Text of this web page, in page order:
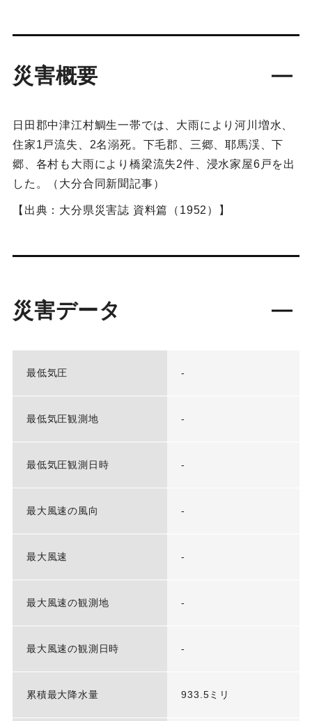
災害概要
日田郡中津江村鯛生一帯では、大雨により河川増水、
住家1戸流失、2名溺死。下毛郡、三郷、耶馬渓、下
郷、各村も大雨により橋梁流失2件、浸水家屋6戸を出
した。（大分合同新聞記事）
【出典：大分県災害誌 資料篇（1952）】
災害データ
最低気圧 -
最低気圧観測地 -
最低気圧観測日時 -
最大風速の風向 -
最大風速 -
最大風速の観測地 -
最大風速の観測日時 -
累積最大降水量 933.5ミリ